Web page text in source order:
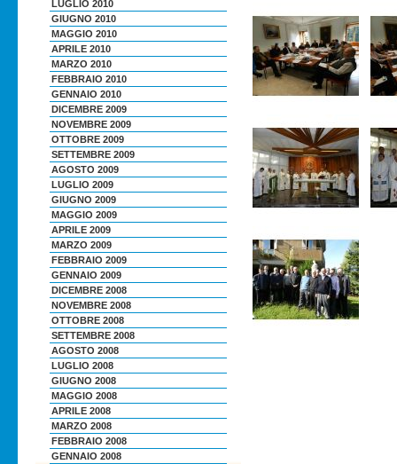
LUGLIO 2010
GIUGNO 2010
MAGGIO 2010
APRILE 2010
MARZO 2010
FEBBRAIO 2010
GENNAIO 2010
DICEMBRE 2009
NOVEMBRE 2009
OTTOBRE 2009
SETTEMBRE 2009
AGOSTO 2009
LUGLIO 2009
GIUGNO 2009
MAGGIO 2009
APRILE 2009
MARZO 2009
FEBBRAIO 2009
GENNAIO 2009
DICEMBRE 2008
NOVEMBRE 2008
OTTOBRE 2008
SETTEMBRE 2008
AGOSTO 2008
LUGLIO 2008
GIUGNO 2008
MAGGIO 2008
APRILE 2008
MARZO 2008
FEBBRAIO 2008
GENNAIO 2008